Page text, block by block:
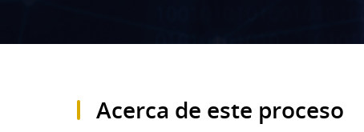
Acerca de este proceso